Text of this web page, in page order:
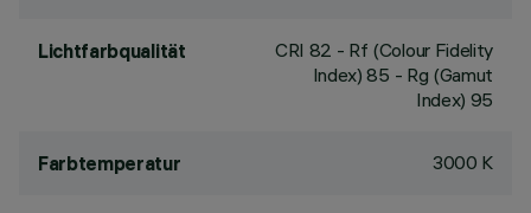
Lichtfarbqualität CRI 82 - Rf (Colour Fidelity
Index) 85 - Rg (Gamut
Index) 95
Farbtemperatur 3000 K